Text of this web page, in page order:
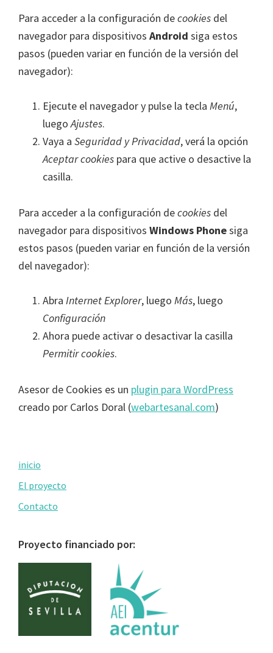
Para acceder a la configuración decookies del
navegador para dispositivos Android siga estos
pasos (pueden variar en función de la versión del
navegador):
Ejecute el navegador y pulse la tecla Menú,
luegoAjustes.
Vaya a Seguridad y Privacidad, verá la opción
Aceptar cookies para que active o desactive la
casilla.
Para acceder a la configuración decookies del
navegador para dispositivos Windows Phonesiga
estos pasos (pueden variar en función de la versión
del navegador):
Abra Internet Explorer, luego Más, luego
Configuración
Ahora puede activar o desactivar la casilla
Permitir cookies.
Asesor de Cookies es un plugin para WordPress
creado por Carlos Doral (webartesanal.com)
Primary
Sidebar
inicio
El proyecto
Contacto
Proyecto financiado por: